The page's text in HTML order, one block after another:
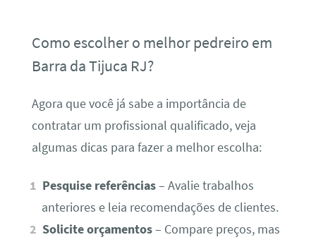
Como escolher o melhor pedreiro em
Barra da Tijuca RJ?
Agora que você já sabe a importância de
contratar um profissional qualificado, veja
algumas dicas para fazer a melhor escolha:
Pesquise referências– Avalie trabalhos
anteriores e leia recomendações de clientes.
Solicite orçamentos– Compare preços, mas